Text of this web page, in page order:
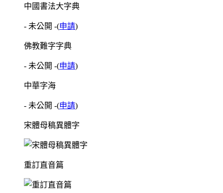
中國書法大字典
- 未公開 -(申請)
佛教難字字典
- 未公開 -(申請)
中華字海
- 未公開 -(申請)
宋體母稿異體字
重訂直音篇